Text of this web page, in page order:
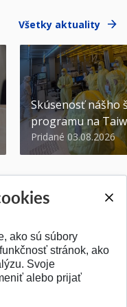
Všetky aktuality
Skúsenosť nášho
programu na
Pridané 03.08.2026
ako sú súbory
stránok, ako
Svoje
alebo prijať